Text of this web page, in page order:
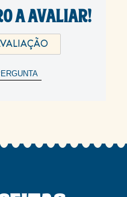
A AVALIAR!